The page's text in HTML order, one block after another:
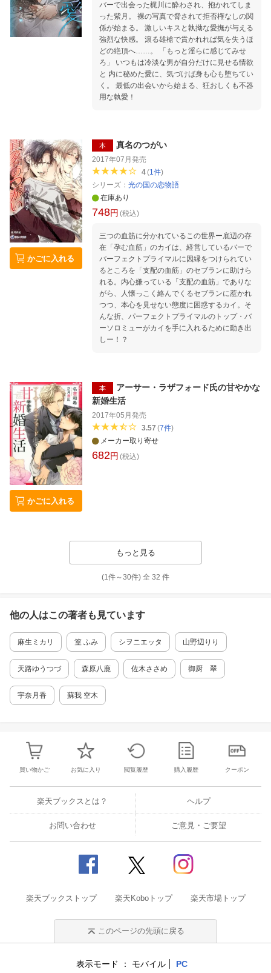
バーで出会った梶川に酔わされ、抱かれてしま
った紫月。 裸の写真で脅されて拒否権なしの関
係が始まる。 激しいキスと執拗な愛撫が与える
強烈な快感。 滾る雄槍で貫かれれば気を失うほ
どの絶頂へ……。 「もっと淫らに感じてみせ
ろ」 いつもは冷淡な男が自分だけに見せる情欲
と 内に秘めた愛に、気づけば身も心も堕ちてい
く。 最低の出会いから始まる、狂おしくも不器
用な執愛！
かごに入れる
本 真名のつがい
2017年07月 発売
4(1件)
シリーズ： 光の国の恋物語
在庫あり
748円 (税込)
三つの血筋に分かれているこの世界ー底辺の存
在「孕む血筋」のカイは、経営しているバーで
パーフェクトプライマルに因縁をつけられてい
るところを「支配の血筋」のセブランに助けら
れる。内心嫌っている「支配の血筋」でありな
がら、人懐っこく絡んでくるセブランに惹かれ
つつ、本心を見せない態度に困惑するカイ。そ
んな折、パーフェクトプライマルのトップ・バ
ーソロミューがカイを手に入れるために動き出
しー！？
かごに入れる
本
アーサー・ラザフォード氏の甘やかな
新婚生活
2017年05月 発売
3.57 (7件)
メーカー取り寄せ
682円 (税込)
もっと見る
(1件～30件) 全 32 件
他の人はこの著者も見ています
麻生ミカリ 篁 ふみ シヲニエッタ 山野辺りり
天路ゆうつづ 森原八鹿 佐木ささめ 御厨 翠
宇奈月香 蘇我 空木
買い物かご お気に入り 閲覧履歴 購入履歴 クーポン
楽天ブックスとは？ ヘルプ
お問い合わせ ご意見・ご要望
楽天ブックストップ 楽天Koboトップ 楽天市場トップ
このページの先頭に戻る
表示モード モバイル PC